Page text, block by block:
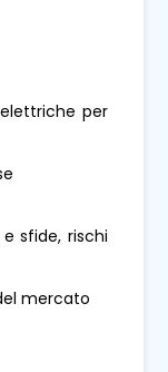
elettriche per
sfide, rischi
mercato